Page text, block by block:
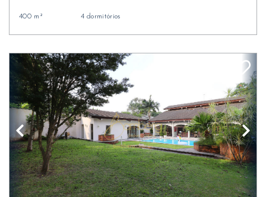
400 m² 4 dormitórios